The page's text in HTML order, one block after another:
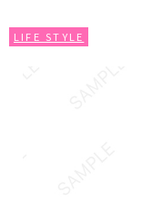
LIFE STYLE